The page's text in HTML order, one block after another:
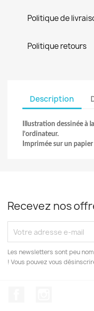
Politique de
Politique retours
Description
Illustration dessinée à
l’ordinateur.
Imprimée sur un
Recevez nos
Les newsletters sont peu
! Vous pouvez vous